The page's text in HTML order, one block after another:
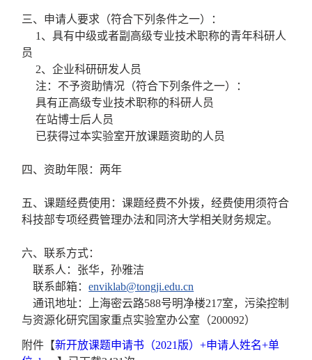
三、申请人要求（符合下列条件之一）：
1、具有中级或者副高级专业技术职称的青年科研人
员
2、企业科研研发人员
注：不予资助情况（符合下列条件之一）：
具有正高级专业技术职称的科研人员
在站博士后人员
已获得过本实验室开放课题资助的人员
四、资助年限：两年
五、课题经费使用：课题经费不外拨，经费使用须符合
科技部专项经费管理办法和同济大学相关财务规定。
六、联系方式：
联系人：张华，孙雅洁
联系邮箱：enviklab@tongji.edu.cn
通讯地址：上海密云路588号明净楼217室，污染控制
与资源化研究国家重点实验室办公室（200092）
附件【新开放课题申请书（2021版）+申请人姓名+单